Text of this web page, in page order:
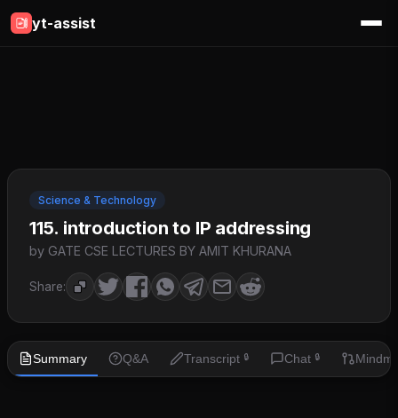
yt-assist
Science & Technology
115. introduction to IP addressing
by GATE CSE LECTURES BY AMIT KHURANA
Share:
Summary Q&A Transcript 🔒 Chat 🔒